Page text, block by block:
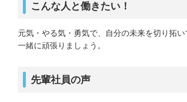
こんな人と働きたい！
元気・やる気・勇気で、自分の未来を切り拓い
一緒に頑張りましょう。
先輩社員の声